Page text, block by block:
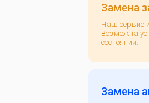
Замена
Наш сервис
Возможна
состоянии.
Замена